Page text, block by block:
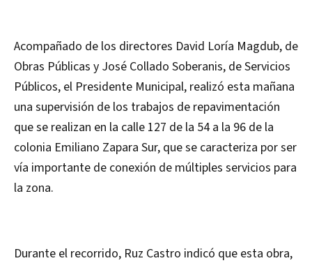
Acompañado de los directores David Loría Magdub, de
Obras Públicas y José Collado Soberanis, de Servicios
Públicos, el Presidente Municipal, realizó esta mañana
una supervisión de los trabajos de repavimentación
que se realizan en la calle 127 de la 54 a la 96 de la
colonia Emiliano Zapara Sur, que se caracteriza por ser
vía importante de conexión de múltiples servicios para
la zona.
Durante el recorrido, Ruz Castro indicó que esta obra,